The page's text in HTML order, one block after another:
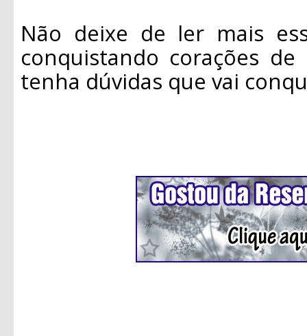
Não deixe de ler mais
conquistando corações
tenha dúvidas que vai